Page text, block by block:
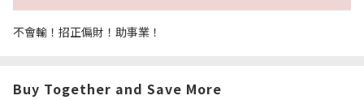
不會輸！招正偏財！助事業！
Buy Together and Save More